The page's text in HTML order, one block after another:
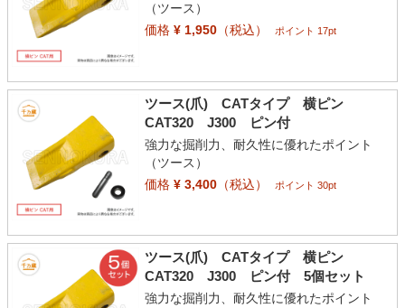
（ツース）
価格¥ 1,950（税込） ポイント 17pt
ツース(爪) CATタイプ 横ピン
CAT320 J300 ピン付
強力な掘削力、耐久性に優れたポイント
（ツース）
価格¥ 3,400（税込） ポイント 30pt
ツース(爪) CATタイプ 横ピン
CAT320 J300 ピン付 5個セット
強力な掘削力、耐久性に優れたポイント